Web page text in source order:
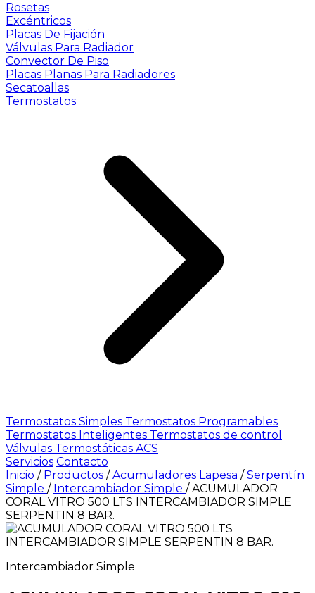
Rosetas
Excéntricos
Placas De Fijación
Válvulas Para Radiador
Convector De Piso
Placas Planas Para Radiadores
Secatoallas
Termostatos
Termostatos Simples Termostatos Programables
Termostatos Inteligentes Termostatos de control
Válvulas Termostáticas ACS
Servicios Contacto
Inicio / Productos /Acumuladores Lapesa /Serpentín
Simple / Intercambiador Simple /ACUMULADOR
CORAL VITRO 500 LTS INTERCAMBIADOR SIMPLE
SERPENTIN 8 BAR.
Intercambiador Simple